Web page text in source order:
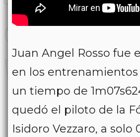
Juan Angel Rosso fue
en los entrenamientos
un tiempo de
quedó el piloto de la
Isidoro Vezzaro, a solo